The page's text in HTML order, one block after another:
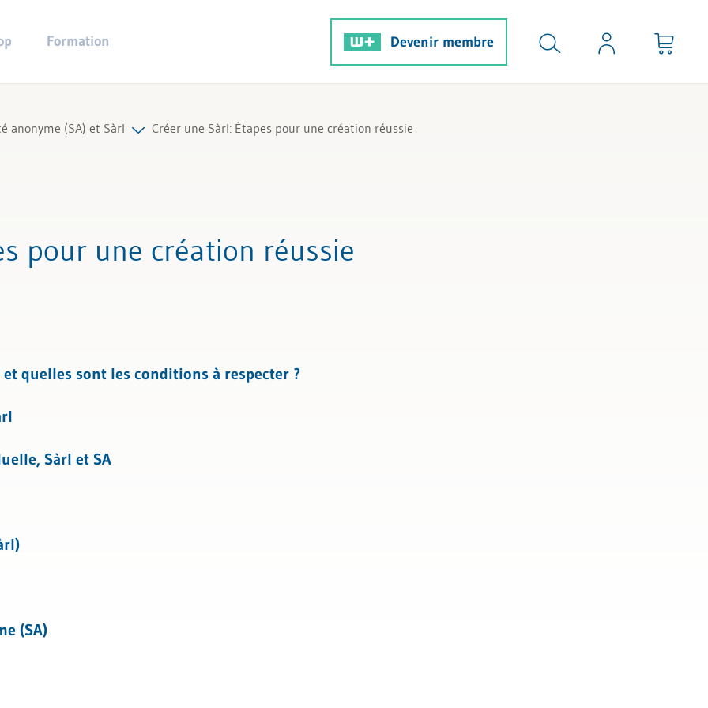
Formation Devenir membre
anonyme (SA) et Sàrl
experts
Créer une Sàrl: Étapes pour une création réussie
pour une création réussie
quelles sont les conditions à respecter ?
Sàrl et SA
(SA)